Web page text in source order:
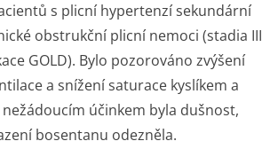
s plicní hypertenzí sekundární
obstrukční plicní nemoci (stadia III
GOLD). Bylo pozorováno zvýšení
a snížení saturace kyslíkem a
účinkem byla dušnost,
bosentanu odezněla.